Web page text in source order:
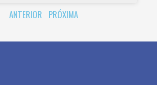
ANTERIOR PRÓXIMA